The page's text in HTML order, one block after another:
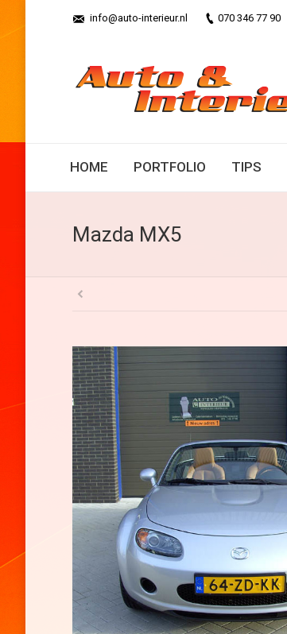
info@auto-interieur.nl 070 346 77 90
HOME PORTFOLIO TIPS
Mazda MX5